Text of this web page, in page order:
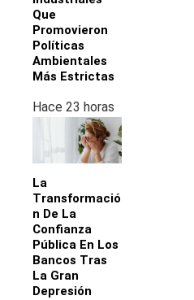
Que
Promovieron
Políticas
Ambientales
Más Estrictas
Hace 23 horas
La
Transformació
N De La
Confianza
Pública En Los
Bancos Tras
La Gran
Depresión